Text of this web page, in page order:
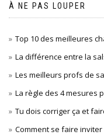
À NE PAS LOUPER
Top 10 des meilleures
La différence entre la
Les meilleurs profs de
La règle des 4 mesures
Tu dois corriger ça et
Comment se faire